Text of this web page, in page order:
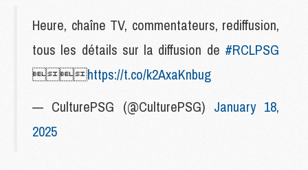
Heure, chaîne TV, commentateurs, rediffusion,
tous les détails sur la diffusion de #RCLPSG
https://t.co/k2AxaKnbug
— CulturePSG (@CulturePSG) January 18,
2025